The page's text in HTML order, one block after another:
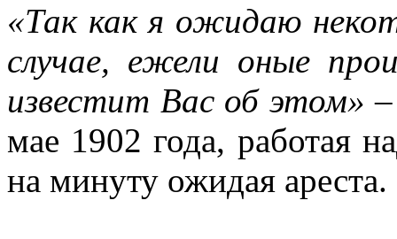
«Так как я ожидаю
случае, ежели оные
известит Вас об этом»
мае 1902 года, работая
на минуту ожидая ареста.